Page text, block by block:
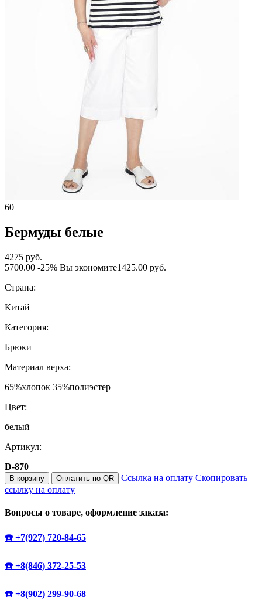
60
Бермуды белые
4275 руб.
5700.00 -25% Вы экономите1425.00 руб.
Страна:
Китай
Категория:
Брюки
Материал верха:
65%хлопок 35%полиэстер
Цвет:
белый
Артикул:
D-870
В корзину Оплатить по QR Ссылка на оплату Скопировать
ссылку на оплату
Вопросы о товаре, оформление заказа:
☎️ +7(927) 720-84-65
☎️ +8(846) 372-25-53
☎️ +8(902) 299-90-68